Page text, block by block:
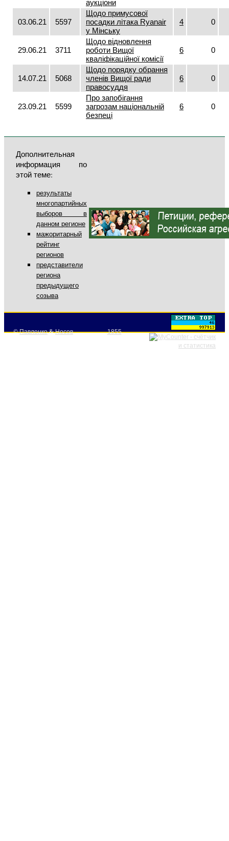
аукціони
03.06.21 5597
Щодо примусової
посадки літака Ryаnair
у Мінську
4 0
29.06.21 3711
Щодо відновлення
роботи Вищої
кваліфікаційної комісії
6 0
14.07.21 5068
Щодо порядку обрання
членів Вищої ради
правосуддя
6 0
23.09.21 5599
Про запобігання
загрозам національній
безпеці
6 0
Дополнительная
информация по
этой теме:
результаты
многопартийных
выборов в
данном регионе
мажоритарный
рейтинг
регионов
представители
региона
предыдущего
созыва
©Павленко&Носов 1855